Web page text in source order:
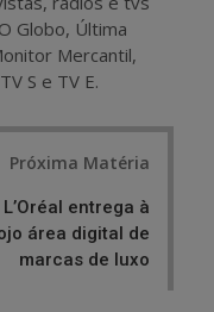
Globo, Última
Mercantil,
S e TV E.
Próxima Matéria
L’Oréal entrega à
área digital de
marcas de luxo